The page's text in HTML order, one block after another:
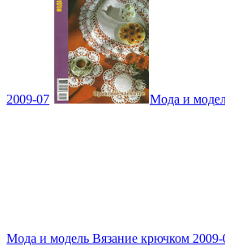
2009-07 Мода и
Мода и модель Вязание крючком 2009-